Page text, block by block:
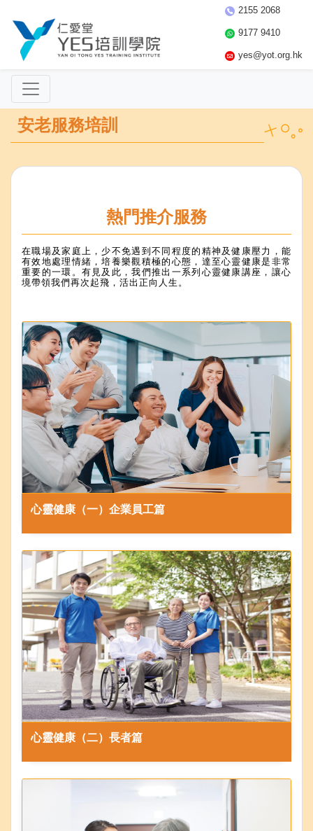
2155 2068
9177 9410
yes@yot.org.hk
安老服務培訓
熱門推介服務
在職場及家庭上，少不免遇到不同程度的精神及健康壓力，能
有效地處理情緒，培養樂觀積極的心態，達至心靈健康是非常
重要的一環。有見及此，我們推出一系列心靈健康講座，讓心
境帶領我們再次起飛，活出正向人生。
心靈健康（一）企業員工篇
心靈健康（二）長者篇